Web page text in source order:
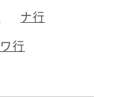
ナ行
行